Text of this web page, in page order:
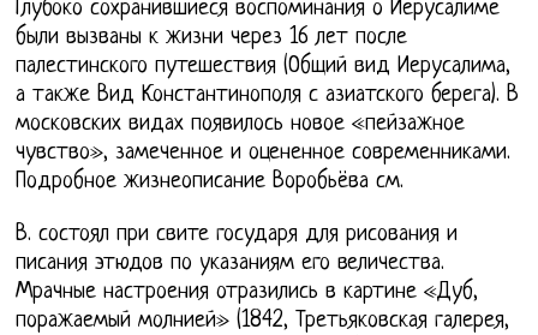
Глубоко сохранившиеся воспоминания о Иерусалиме
были вызваны к жизни через 16 лет после
палестинского путешествия (Общий вид Иерусалима,
а также Вид Константинополя с азиатского берега). В
московских видах появилось новое «пейзажное
чувство», замеченное и оцененное современниками.
Подробное жизнеописание Воробьёва см.
В. состоял при свите государя для рисования и
писания этюдов по указаниям его величества.
Мрачные настроения отразились в картине «Дуб,
поражаемый молнией» (1842, Третьяковская галерея,